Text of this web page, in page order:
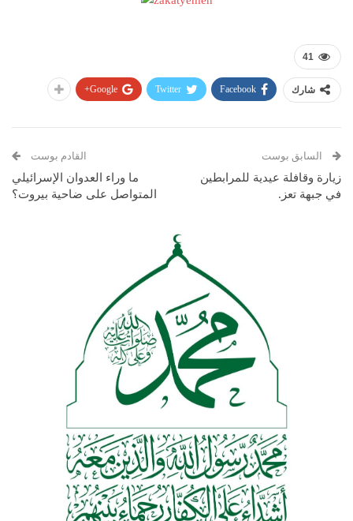
41
شارك Facebook
Twitter
Google+
السابق بوست
زيارة وقافلة عيدية للمرابطين
في جبهة تعز.
القادم بوست
ما وراء العدوان الإسرائيلي
المتواصل على ضاحية بيروت؟